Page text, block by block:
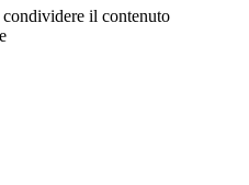
il contenuto